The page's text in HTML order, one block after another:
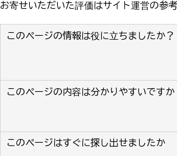
お寄せいただいた評価はサイト運営の参
このページの情報は役に立ちましたか？
このページの内容は分かりやすいですか
このページはすぐに探し出せましたか